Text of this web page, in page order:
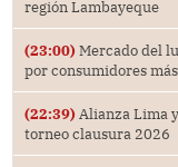
región Lambayeque
(23:00) Mercado del
por consumidores
(22:39) Alianza Lima
torneo clausura 2026